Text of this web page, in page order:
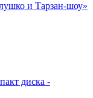
и Тарзан-шоу»
диска -